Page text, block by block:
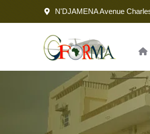
N'DJAMENA Avenue